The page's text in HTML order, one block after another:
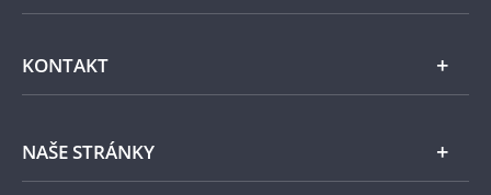
100. výročie vzniku Česko-Slovenska
Všeobecné obchodné podmienky
Ochrana osobných údajov
KONTAKT
NAŠE STRÁNKY